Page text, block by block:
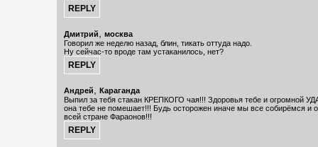
Дмитрий, москва
Говорил же неделю назад, блин, тикать оттуда надо.
Ну сейчас-то вроде там устаканилось, нет?
Андрей, Караганда
Выпил за тебя стакан КРЕПКОГО чая!!! Здоровья тебе и огромной
она тебе не помешает!!! Будь осторожен иначе мы все собирёмся и
всей стране Фараонов!!!